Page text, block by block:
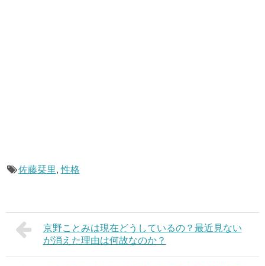
佐藤栞里,性格
京野ことみは現在どうしているの？最近見ない
が消えた理由は何故なのか？